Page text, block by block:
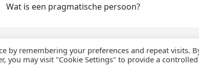
Wat is een pragmatische persoon?
- Thema door WPEnjoy· Aangedreven door
by remembering your preferences and repeat visits.
you may visit "Cookie Settings" to provide a controlled